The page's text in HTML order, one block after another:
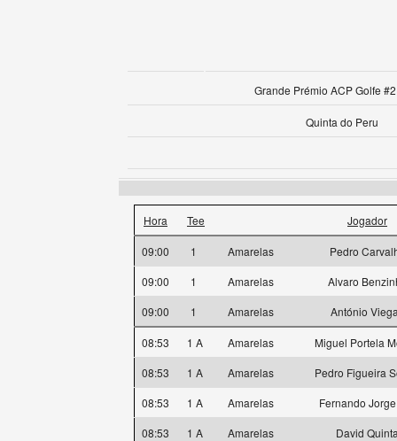
Grande Prémio ACP Golfe
Quinta do Peru
Hora Tee Jogador
09:00 1 Amarelas
Pedro
09:00
1 Amarelas
Alvaro
09:00
1 Amarelas António
08:53 1 A Amarelas
Miguel Portela
08:53
1 A Amarelas
Pedro Figueira
08:53
1 A Amarelas
Fernando
08:53
1 A Amarelas David